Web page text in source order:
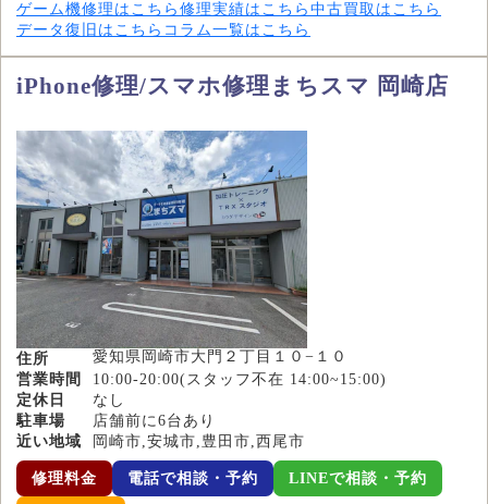
ゲーム機修理はこちら 修理実績はこちら 中古買取はこちら
データ復旧はこちら コラム一覧はこちら
iPhone修理/スマホ修理まちスマ 岡崎店
住所
愛知県岡崎市大門２丁目１０−１０
営業時間
10:00-20:00(スタッフ不在 14:00~15:00)
定休日
なし
駐車場
店舗前に6台あり
近い地域
岡崎市,安城市,豊田市,西尾市
修理料金 電話で相談・予約 LINEで相談・予約